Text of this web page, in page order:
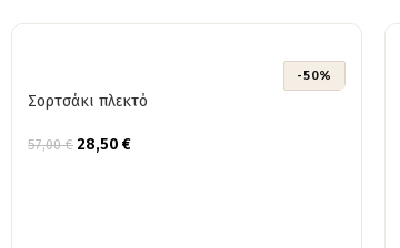
-50%
Σορτσάκι πλεκτό
57,00€ 28,50 €